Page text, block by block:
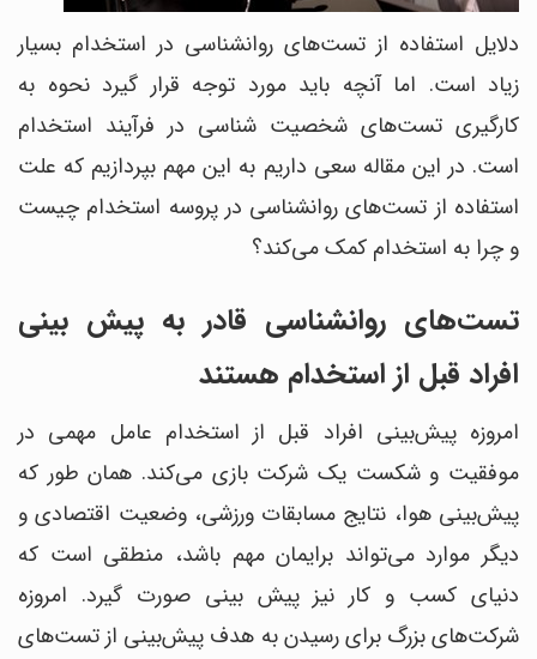
دلایل استفاده از تست‌های روانشناسی در استخدام بسیار
زیاد است. اما آنچه باید مورد توجه قرار گیرد نحوه به
کارگیری تست‌های شخصیت شناسی در فرآیند استخدام
است. در این مقاله سعی داریم به این مهم بپردازیم که علت
استفاده از تست‌های روانشناسی در پروسه استخدام چیست
و چرا به استخدام کمک می‌کند؟
تست‌های روانشناسی قادر به پیش بینی
افراد قبل از استخدام هستند
امروزه پیش‎‌‌بینی افراد قبل از استخدام عامل مهمی در
موفقیت‌ و شکست‌ یک شرکت بازی می‌کند. همان طور که
پیش‌بینی هوا، نتایج مسابقات ورزشی، وضعیت اقتصادی و
دیگر موارد می‌تواند برایمان مهم باشد، منطقی است که
دنیای کسب و کار نیز پیش بینی صورت گیرد. امروزه
شرکت‌های بزرگ برای رسیدن به هدف پیش‌بینی از تست‌های